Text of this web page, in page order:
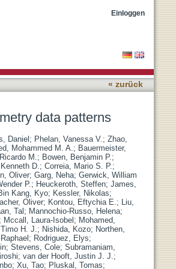
Einloggen
« zurück
data patterns
Daniel ; Phelan, Vanessa V.; Zhao,
Mohammed M. A.; Bauermeister,
M.; Bowen, Benjamin P.;
D.; Correia, Mario S. P.;
Oliver; Garg, Neha; Gerwick, William
P.; Heuckeroth, Steffen; James,
Kang, Kyo; Kessler, Nikolas;
Oliver; Kontou, Eftychia E.; Liu,
Tal ; Mannochio-Russo, Helena;
; Mccall, Laura-Isobel ; Mohamed,
H. J.; Nishida, Kozo; Northen,
; Rodriguez, Elys;
; Stevens, Cole; Subramaniam,
; van der Hooft, Justin J. J.;
; Xu, Tao; Pluskal, Tomas;